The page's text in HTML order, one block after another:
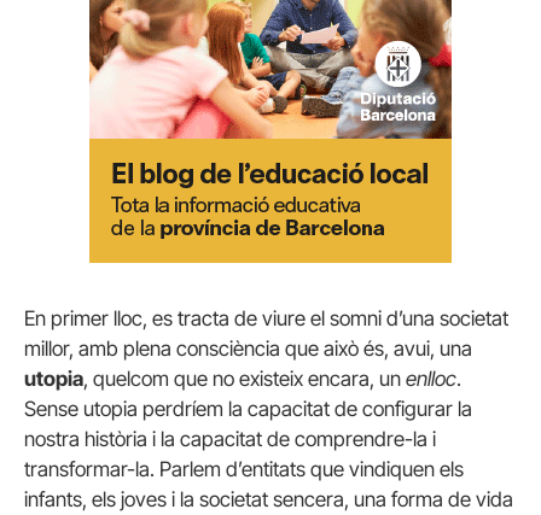
En primer lloc, es tracta de viure el somni d’una societat
millor, amb plena consciència que això és, avui, una
utopia, quelcom que no existeix encara, un enlloc.
Sense utopia perdríem la capacitat de configurar la
nostra història i la capacitat de comprendre-la i
transformar-la. Parlem d’entitats que vindiquen els
infants, els joves i la societat sencera, una forma de vida